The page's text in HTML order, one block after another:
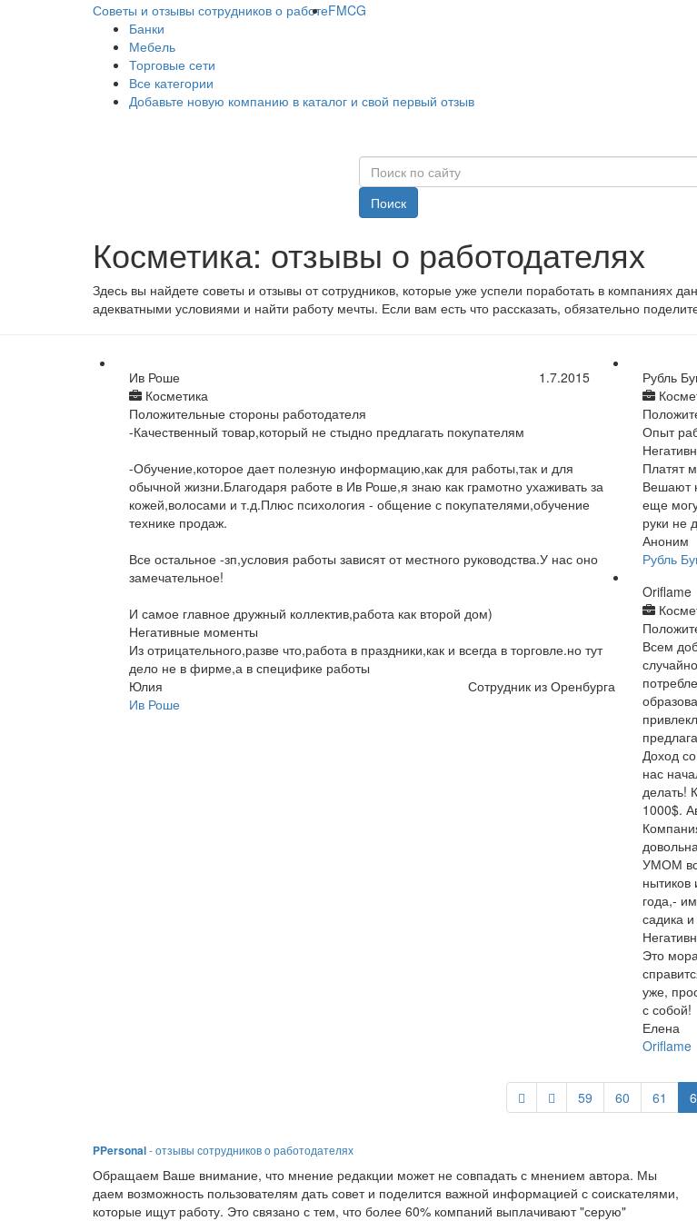
Советы и отзывы сотрудников о работеFMCG
Банки
Мебель
Торговые сети
Все категории
Добавьте новую компанию в каталог и свой первый отзыв
Поиск
Косметика: отзывы о работодателях
Здесь вы найдете советы и отзывы от сотрудников, которые уже успели поработать в компаниях
адекватными условиями и найти работу мечты. Если вам есть что рассказать, обязательно
Ив Роше
Косметика
1.7.2015
Положительные стороны работодателя
-Качественный товар,который не стыдно предлагать покупателям
-Обучение,которое дает полезную информацию,как для работы,так и для
обычной жизни.Благодаря работе в Ив Роше,я знаю как грамотно ухаживать за
кожей,волосами и т.д.Плюс психология - общение с покупателями,обучение
технике продаж.
Все остальное -зп,условия работы зависят от местного руководства.У нас оно
замечательное!
И самое главное дружный коллектив,работа как второй дом)
Негативные моменты
Из отрицательного,разве что,работа в праздники,как и всегда в торговле.но тут
дело не в фирме,а в специфике работы
Юлия
Сотрудник из Оренбурга
Ив Роше
Рубль
Опыт
Платят
Вешают
еще
руки не
Аноним
Рубль
Oriflame
Всем
Доход
нас
делать!
1000$.
УМОМ
нытиков
года,-
садика
Это
уже,
с собой!
Елена
Oriflame
59 60 61
PPersonal- отзывы сотрудников о работодателях
Обращаем Ваше внимание, что мнение редакции может не совпадать с мнением автора. Мы
даем возможность пользователям дать совет и поделится важной информацией с соискателями,
которые ищут работу. Это связано с тем, что более 60% компаний выплачивают "серую"